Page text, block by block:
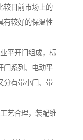
较目前市场上的
有较好的保温性
平开门组成，标
门系列、电动平
分有带小门、带
艺合理，装配维